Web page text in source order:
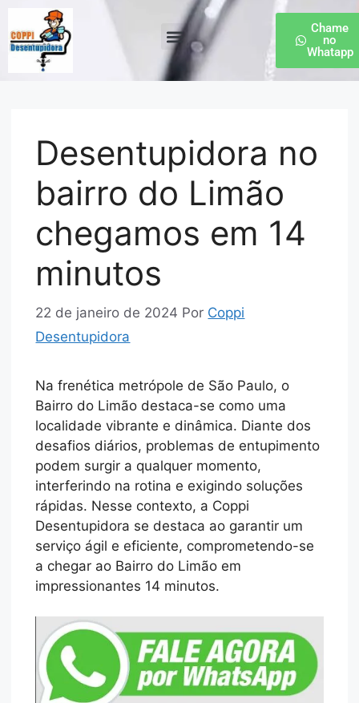
Chame
no
Whatapp
Desentupidora no
bairro do Limão
chegamos em 14
minutos
22 de janeiro de 2024 Por Coppi
Desentupidora
Na frenética metrópole de São Paulo, o
Bairro do Limão destaca-se como uma
localidade vibrante e dinâmica. Diante dos
desafios diários, problemas de entupimento
podem surgir a qualquer momento,
interferindo na rotina e exigindo soluções
rápidas. Nesse contexto, a Coppi
Desentupidora se destaca ao garantir um
serviço ágil e eficiente, comprometendo-se
a chegar ao Bairro do Limão em
impressionantes 14 minutos.